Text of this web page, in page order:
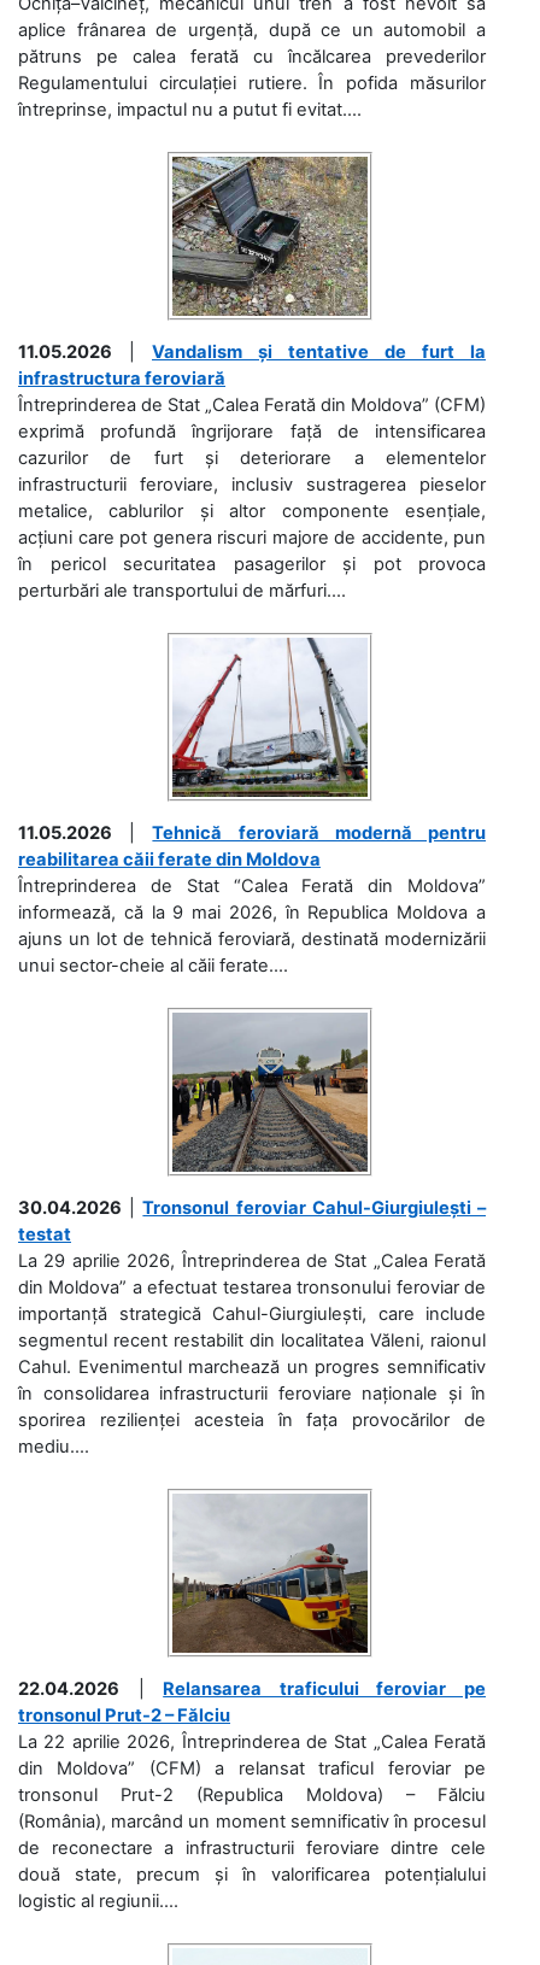
aplice frânarea de urgență, după ce un automobil a
pătruns pe calea ferată cu încălcarea prevederilor
Regulamentului circulației rutiere. În pofida măsurilor
întreprinse, impactul nu a putut fi evitat....
11.05.2026
Vandalism și tentative de furt la
infrastructura feroviară
Întreprinderea de Stat „Calea Ferată din Moldova” (CFM)
exprimă profundă îngrijorare față de intensificarea
cazurilor de furt și deteriorare a elementelor
infrastructurii feroviare, inclusiv sustragerea pieselor
metalice, cablurilor și altor componente esențiale,
acțiuni care pot genera riscuri majore de accidente, pun
în pericol securitatea pasagerilor și pot provoca
perturbări ale transportului de mărfuri....
11.05.2026 |Tehnică feroviară modernă pentru
reabilitarea căii ferate din Moldova
Întreprinderea de Stat “Calea Ferată din Moldova”
informează, că la 9 mai 2026, în Republica Moldova a
ajuns un lot de tehnică feroviară, destinată modernizării
unui sector-cheie al căii ferate....
30.04.2026 |Tronsonul feroviar Cahul-Giurgiulești –
testat
La 29 aprilie 2026, Întreprinderea de Stat „Calea Ferată
din Moldova” a efectuat testarea tronsonului feroviar de
importanță strategică Cahul-Giurgiulești, care include
segmentul recent restabilit din localitatea Văleni, raionul
Cahul. Evenimentul marchează un progres semnificativ
în consolidarea infrastructurii feroviare naționale și în
sporirea rezilienței acesteia în fața provocărilor de
mediu....
22.04.2026
Relansarea traficului feroviar pe
tronsonul Prut-2 – Fălciu
La 22 aprilie 2026, Întreprinderea de Stat „Calea Ferată
din Moldova” (CFM) a relansat traficul feroviar pe
tronsonul Prut-2 (Republica Moldova) – Fălciu
(România), marcând un moment semnificativ în procesul
de reconectare a infrastructurii feroviare dintre cele
două state, precum și în valorificarea potențialului
logistic al regiunii....